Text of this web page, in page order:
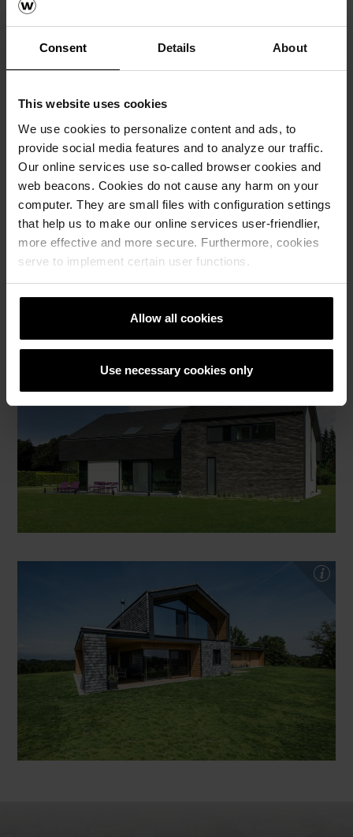
Consent Details About
This website uses cookies
We use cookies to personalize content and ads, to
provide social media features and to analyze our traffic.
Our online services use so-called browser cookies and
web beacons. Cookies do not cause any harm on your
computer. They are small files with configuration settings
that help us to make our online services user-friendlier,
more effective and more secure. Furthermore, cookies
serve to implement certain user functions.
Allow all cookies
Use necessary cookies only